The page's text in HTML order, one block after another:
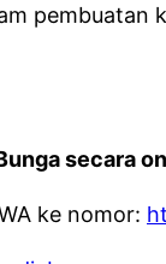
secara
ke nomor: